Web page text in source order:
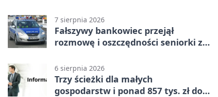
7 sierpnia 2026
Fałszywy bankowiec przejął
rozmowę i oszczędności seniorki z
6 sierpnia 2026
Trzy ścieżki dla małych
gospodarstw i ponad 857 tys. zł do